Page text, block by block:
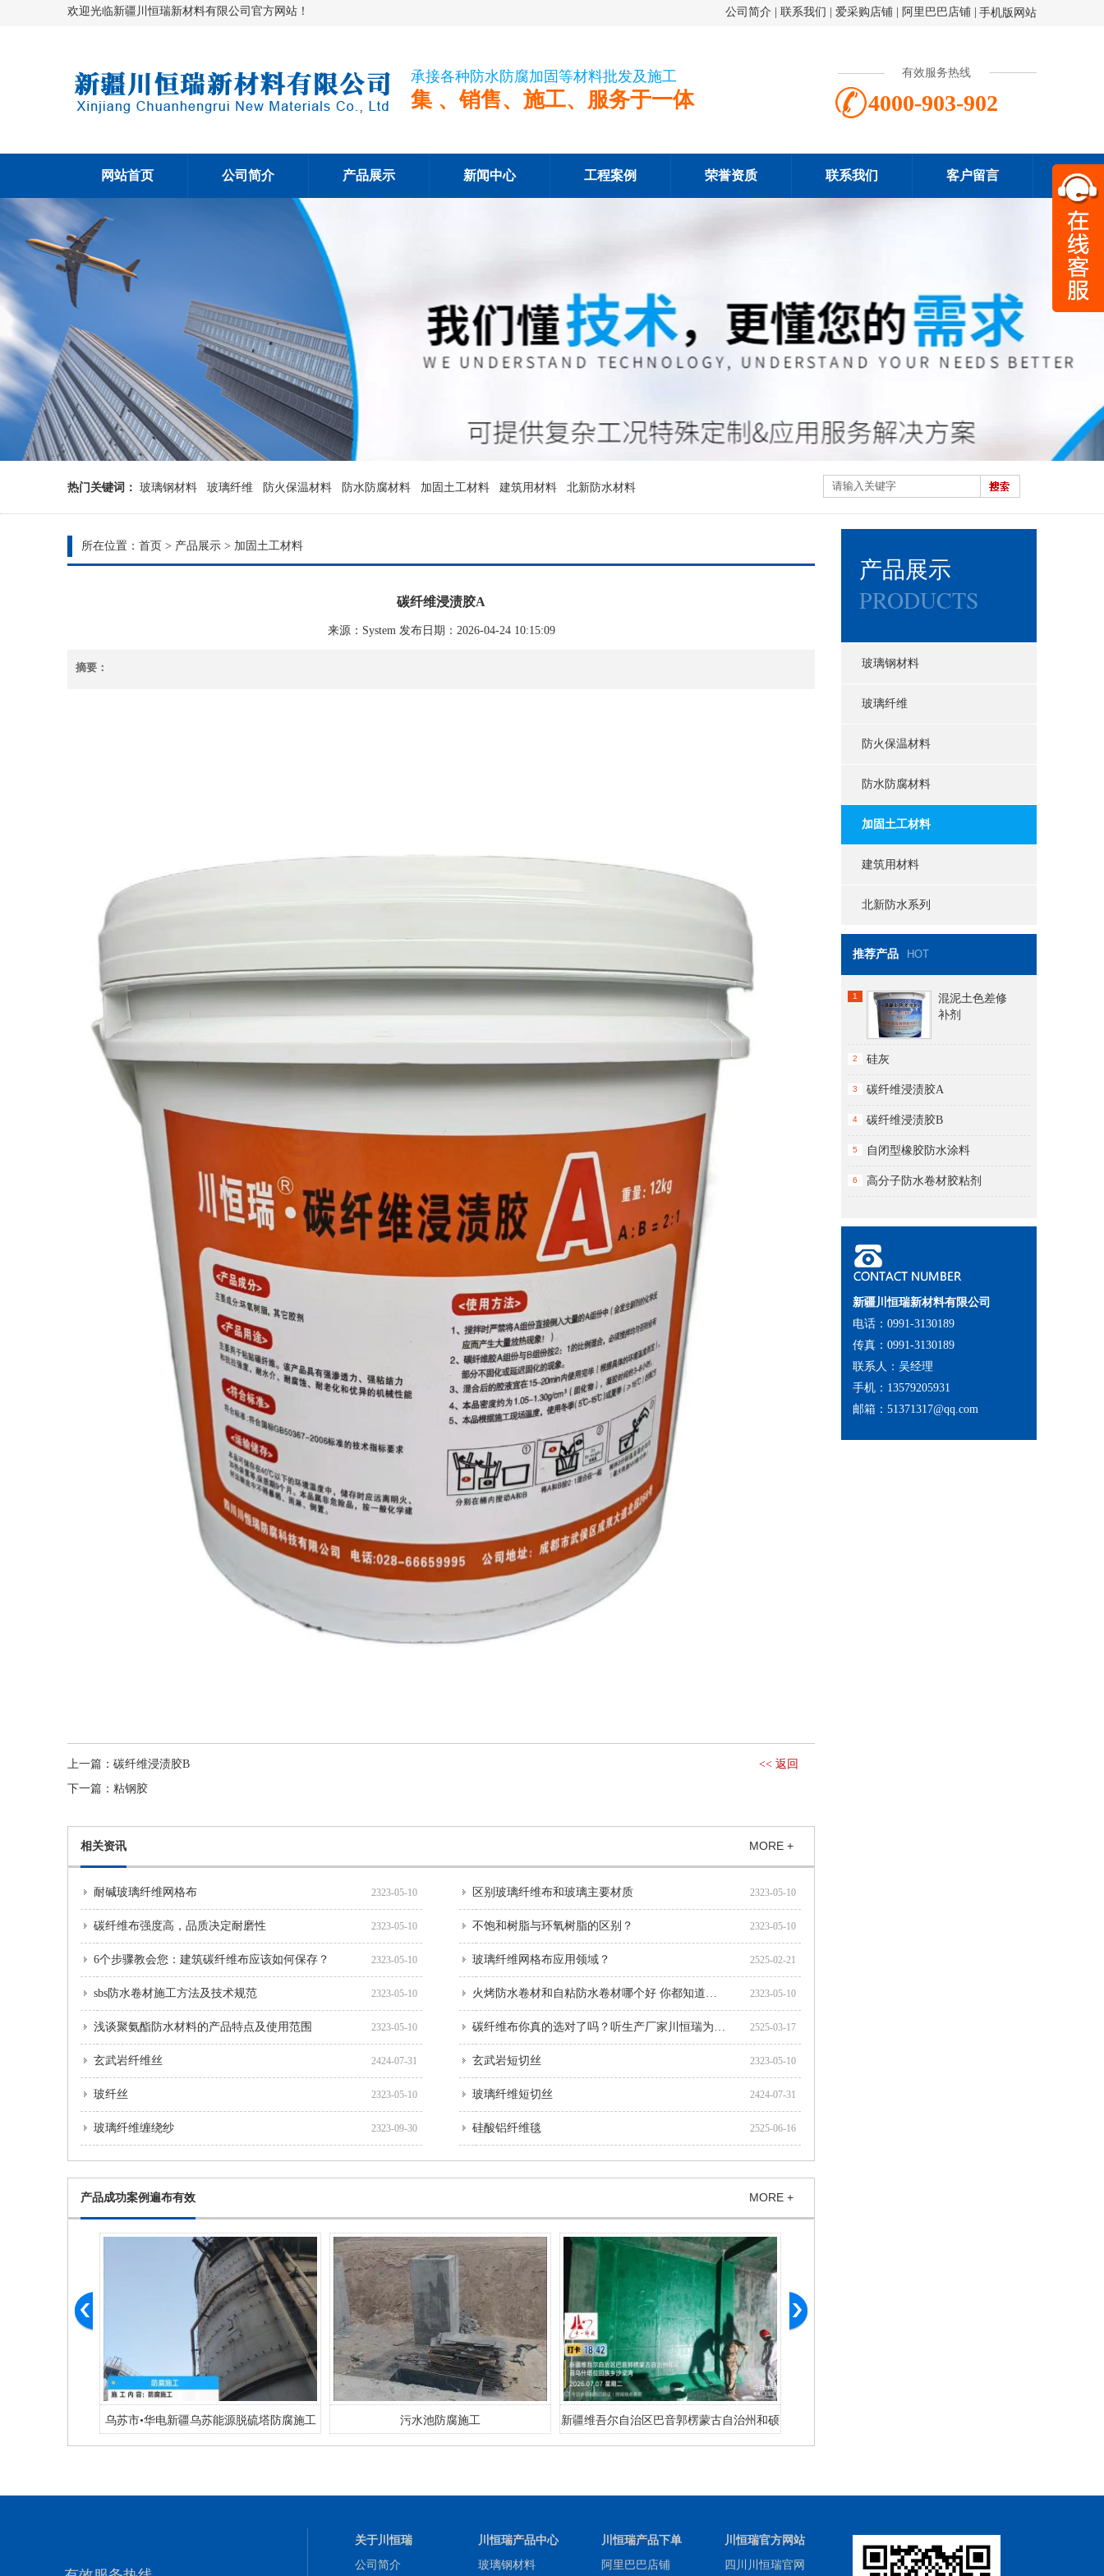
欢迎光临新疆川恒瑞新材料有限公司官方网站！ 手机版网站
公司简介 联系我们 爱采购店铺 阿里巴巴店铺
承接各种防水防腐加固等材料批发及施工
集 、销售、施工、服务于一体
有效服务热线
4000-903-902
网站首页 公司简介 产品展示 新闻中心 工程案例 荣誉资质 联系我们 客户留言
热门关键词： 玻璃钢材料 玻璃纤维 防火保温材料 防水防腐材料 加固土工材料 建筑用材料 北新防水材料
所在位置： 首页 > 产品展示 > 加固土工材料
碳纤维浸渍胶A
来源：System 发布日期：2026-04-24 10:15:09
摘要：
上一篇： 碳纤维浸渍胶B
下一篇： 粘钢胶
<< 返回
相关资讯 MORE +
耐碱玻璃纤维网格布 2323-05-10 区别玻璃纤维布和玻璃主要材质 2323-05-10
碳纤维布强度高，品质决定耐磨性 2323-05-10 不饱和树脂与环氧树脂的区别？ 2323-05-10
6个步骤教会您：建筑碳纤维布应该如何保存？ 2323-05-10 玻璃纤维网格布应用领域？ 2525-02-21
sbs防水卷材施工方法及技术规范 2323-05-10 火烤防水卷材和自粘防水卷材哪个好 你都知道吗？ 2323-05-10
浅谈聚氨酯防水材料的产品特点及使用范围 2323-05-10 碳纤维布你真的选对了吗？听生产厂家川恒瑞为您支招！ 2525-03-17
玄武岩纤维丝 2424-07-31 玄武岩短切丝 2323-05-10
玻纤丝 2323-05-10 玻璃纤维短切丝 2424-07-31
玻璃纤维缠绕纱 2323-09-30 硅酸铝纤维毯 2525-06-16
产品成功案例遍布有效 MORE +
乌苏市•华电新疆乌苏能源脱硫塔防腐施工 污水池防腐施工
新疆维吾尔自治区巴音郭楞蒙古自治州和硕
县乌什塔拉回族乡沙梁湾防腐施工
产品展示
PRODUCTS
玻璃钢材料
玻璃纤维
防火保温材料
防水防腐材料
加固土工材料
建筑用材料
北新防水系列
推荐产品 HOT
1
混泥土色差修
补剂
2 硅灰
3 碳纤维浸渍胶A
4 碳纤维浸渍胶B
5 自闭型橡胶防水涂料
6 高分子防水卷材胶粘剂
新疆川恒瑞新材料有限公司
电话：0991-3130189
传真：0991-3130189
联系人：吴经理
手机：13579205931
邮箱：51371317@qq.com
关于川恒瑞
公司简介
川恒瑞产品中心
玻璃钢材料
川恒瑞产品下单
阿里巴巴店铺
川恒瑞官方网站
四川川恒瑞官网
扫一